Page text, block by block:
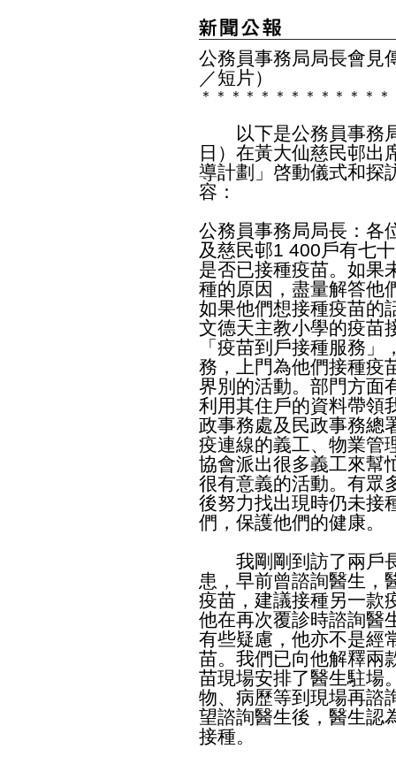
公務員事務局局長會見
／短片）
＊ ＊ ＊ ＊ ＊ ＊ ＊ ＊ ＊ ＊ ＊ ＊ ＊
以下是公務員事務局
日）在黃大仙慈民邨出
導計劃」啓動儀式和探
容：
公務員事務局局長：各
及慈民邨1 400戶有七
是否已接種疫苗。如果
種的原因，盡量解答他
如果他們想接種疫苗的
文德天主教小學的疫苗
「疫苗到戶接種服務
務，上門為他們接種疫
界別的活動。部門方面
利用其住戶的資料帶領
政事務處及民政事務總
疫連線的義工、物業管
協會派出很多義工來幫
很有意義的活動。有眾
後努力找出現時仍未接
們，保護他們的健康。
我剛剛到訪了兩戶長
患，早前曾諮詢醫生，
疫苗，建議接種另一款
他在再次覆診時諮詢醫
有些疑慮，他亦不是經
苗。我們已向他解釋兩
苗現場安排了醫生駐場
物、病歷等到現場再諮
望諮詢醫生後，醫生認
接種。